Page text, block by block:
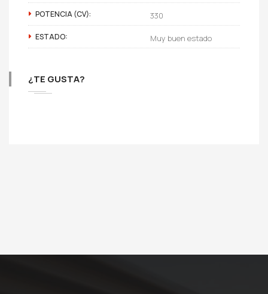
POTENCIA (CV): 330
ESTADO: Muy buen estado
¿TE GUSTA?